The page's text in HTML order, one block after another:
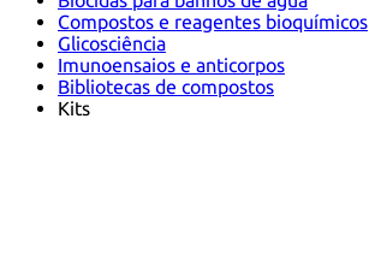
Compostos e reagentes bioquímicos
Glicosciência
Imunoensaios e anticorpos
Bibliotecas de compostos
Kits